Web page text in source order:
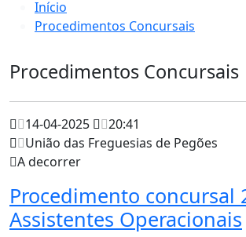
Início
Procedimentos Concursais
Procedimentos Concursais
14-04-2025
20:41
União das Freguesias de Pegões
A decorrer
Procedimento concursal
Assistentes Operacionais